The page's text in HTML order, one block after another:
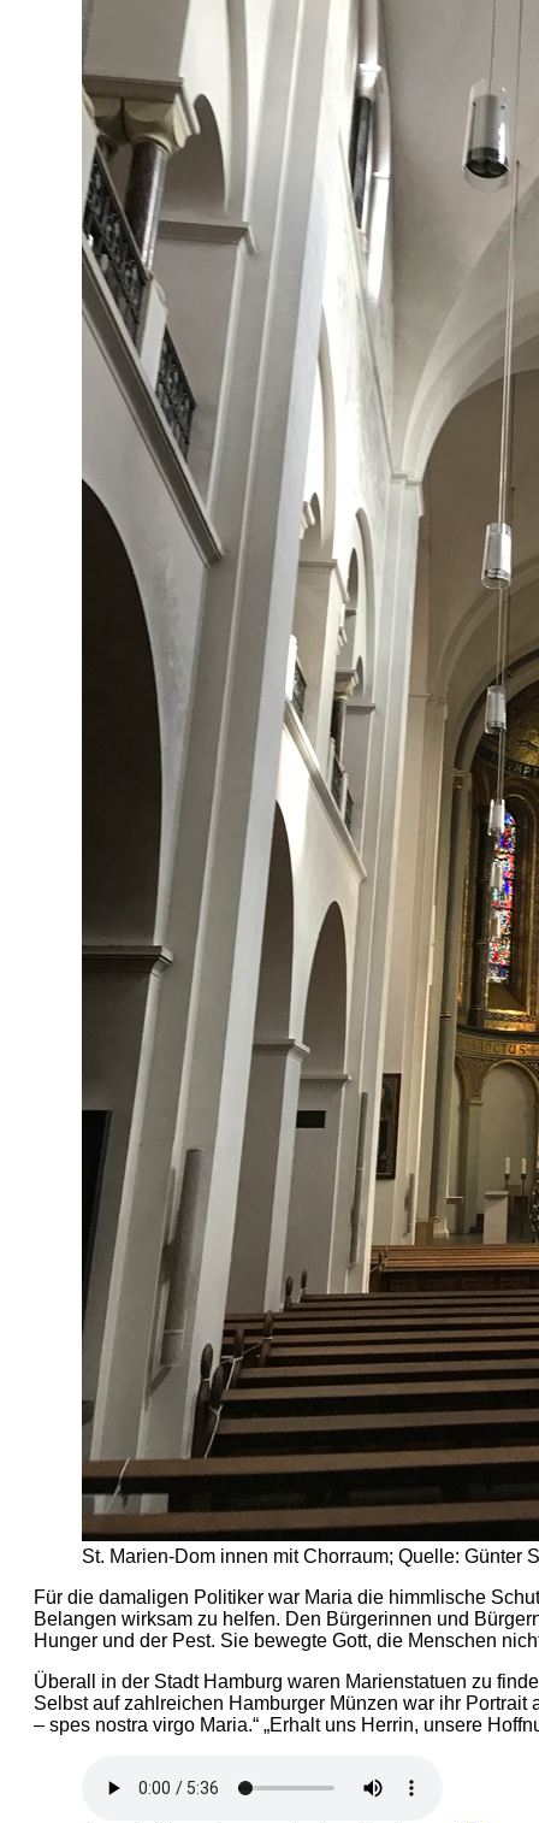
St. Marien-Dom innen mit Chorraum; Quelle: Günter
Für die damaligen Politiker war Maria die himmlische
Belangen wirksam zu helfen. Den Bürgerinnen und
Hunger und der Pest. Sie bewegte Gott, die Menschen
Überall in der Stadt Hamburg waren Marienstatuen zu
Selbst auf zahlreichen Hamburger Münzen war ihr
– spes nostra virgo Maria.“ „Erhalt uns Herrin, unsere